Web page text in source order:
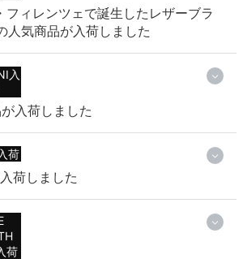
フィレンツェで誕生したレザーブラ
人気商品が入荷しました
入
入荷しました
荷
荷しました
荷